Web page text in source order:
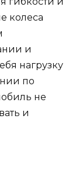
колеса
и
нагрузку
по
не
и